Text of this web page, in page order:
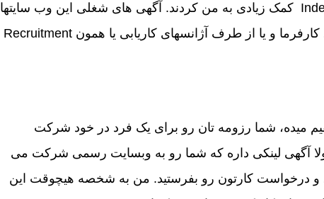
وبسایت های جستجوی شغلی مثل Seek و Indeed کمک زیادی به من کردند. آگهی های شغلی این وب سایتها
دو نوع هستند. یا به طور مستقیم از طرف خود کارفرما و یا از طرف آژانسهای کاریابی یا همون Recruitment
میده، شما رزومه تان رو برای یک فرد در خود شرکت
آگهی لینکی داره که شما رو به وبسایت رسمی شرکت می
و درخواست کارتون رو بفرستید. من به شخصه هیچوقت این